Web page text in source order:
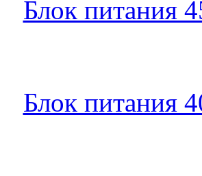
Блок питания
Блок питания